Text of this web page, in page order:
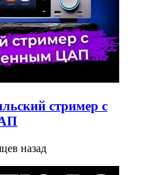
стример с
назад